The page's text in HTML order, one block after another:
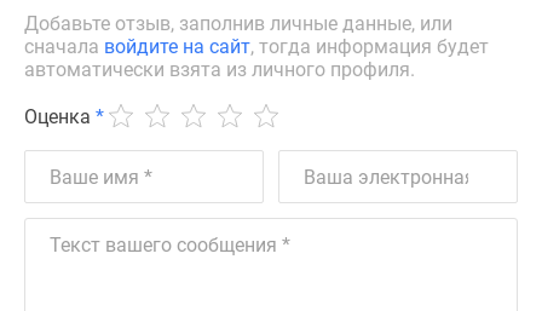
бизнес-
класса
коттеджи
Коттеджные
поселки
Добавьте отзыв, заполнив личные данные, или
сначала войдите на сайт, тогда информация будет
автоматически взята из личного профиля.
Оценка *